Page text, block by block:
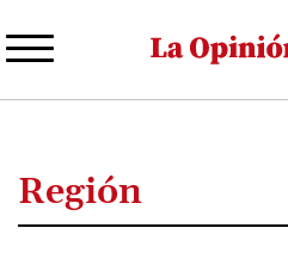
al
Región